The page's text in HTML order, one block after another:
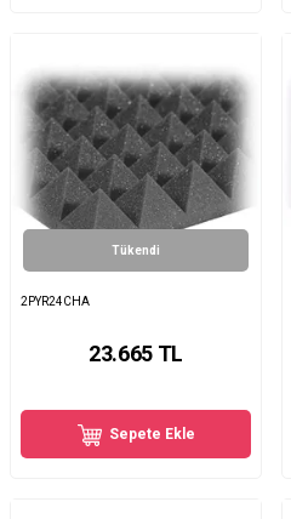
Tükendi
2PYR24CHA
23.665TL
Sepete Ekle